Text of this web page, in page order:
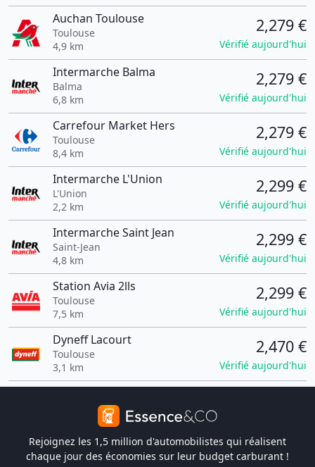
Auchan Toulouse
Toulouse
4,9 km
2,279 €
Vérifié aujourd'hui
Intermarche Balma
Balma
6,8 km
2,279 €
Vérifié aujourd'hui
Carrefour Market Hers
Toulouse
8,4 km
2,279 €
Vérifié aujourd'hui
Intermarche L'Union
L'Union
2,2 km
2,299 €
Vérifié aujourd'hui
Intermarche Saint Jean
Saint-Jean
4,8 km
2,299 €
Vérifié aujourd'hui
Station Avia 2lls
Toulouse
7,5 km
2,299 €
Vérifié aujourd'hui
Dyneff Lacourt
Toulouse
3,1 km
2,470 €
Vérifié aujourd'hui
Rejoignez les 1,5 million d'automobilistes qui réalisent
chaque jour des économies sur leur budget carburant !